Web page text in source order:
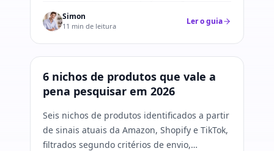
Simon
11 min de leitura Ler o guia
Pesquisa de produtos
6 nichos de produtos que vale a
pena pesquisar em 2026
Seis nichos de produtos identificados a partir
de sinais atuais da Amazon, Shopify e TikTok,
filtrados segundo critérios de envio,